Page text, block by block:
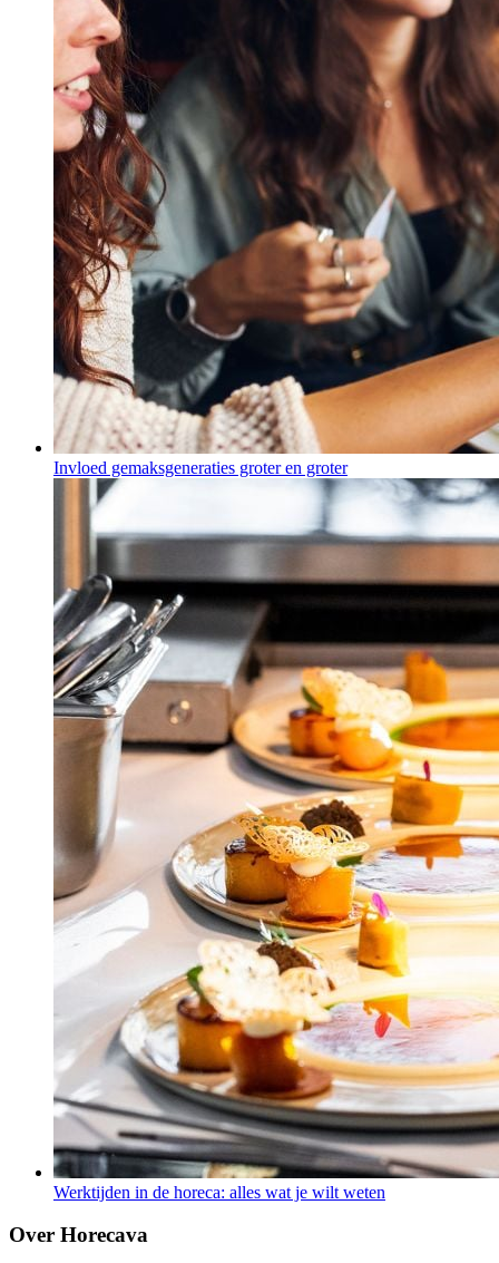
Invloed gemaksgeneraties groter en groter
Werktijden in de horeca: alles wat je wilt weten
Over Horecava